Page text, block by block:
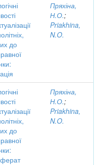
до
Пряхіна,
Н.О.;
Priakhina,
N.O.
до
Пряхіна,
Н.О.;
Priakhina,
N.O.